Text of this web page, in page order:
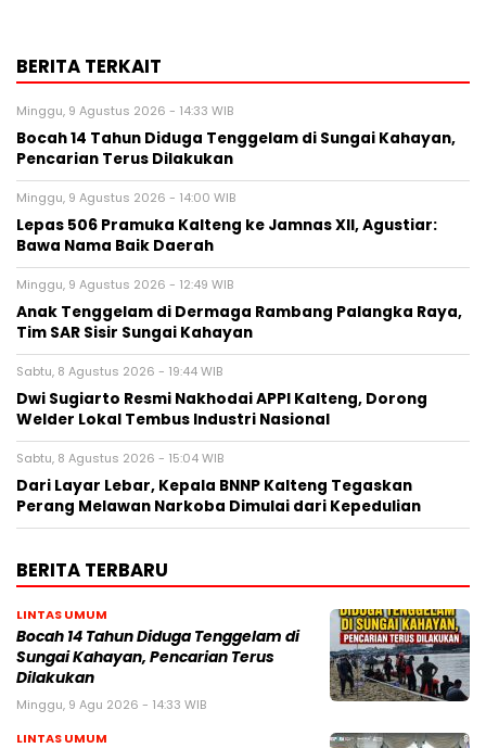
BERITA TERKAIT
Minggu, 9 Agustus 2026 - 14:33 WIB
Bocah 14 Tahun Diduga Tenggelam di Sungai Kahayan,
Pencarian Terus Dilakukan
Minggu, 9 Agustus 2026 - 14:00 WIB
Lepas 506 Pramuka Kalteng ke Jamnas XII, Agustiar:
Bawa Nama Baik Daerah
Minggu, 9 Agustus 2026 - 12:49 WIB
Anak Tenggelam di Dermaga Rambang Palangka Raya,
Tim SAR Sisir Sungai Kahayan
Sabtu, 8 Agustus 2026 - 19:44 WIB
Dwi Sugiarto Resmi Nakhodai APPI Kalteng, Dorong
Welder Lokal Tembus Industri Nasional
Sabtu, 8 Agustus 2026 - 15:04 WIB
Dari Layar Lebar, Kepala BNNP Kalteng Tegaskan
Perang Melawan Narkoba Dimulai dari Kepedulian
BERITA TERBARU
LINTAS UMUM
Bocah 14 Tahun Diduga Tenggelam di
Sungai Kahayan, Pencarian Terus
Dilakukan
Minggu, 9 Agu 2026 - 14:33 WIB
LINTAS UMUM